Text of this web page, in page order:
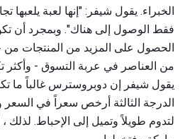
الخبراء. يقول شيفر: "إنها لعبة يلعبها
فقط الوصول إلى هناك". وبمجرد أن
الحصول على المزيد من المنتجات من
من العناصر في عربة التسوق -
يقول شيفر إن دوبروسترس غالباً ما
الدرجة الثالثة أرخص سعراً في السعر
لتدوم طويلاً وتميل إلى الإحباط.